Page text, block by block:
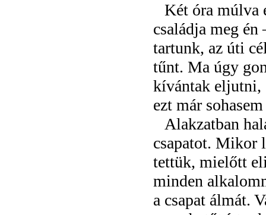
Két óra múlva
családja meg
tartunk, az úti
tűnt. Ma úgy
kívántak eljutni,
ezt már
Alakzatban
csapatot. Mikor
tettük, mielőtt
minden
a csapat álmát.